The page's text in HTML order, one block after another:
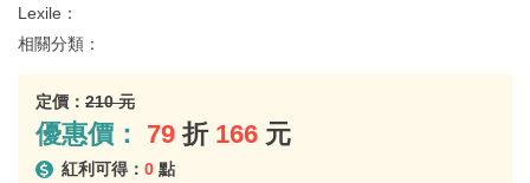
Lexile：
相關分類：
定價： 210 元
優惠價： 79 折 166 元
紅利可得： 0 點